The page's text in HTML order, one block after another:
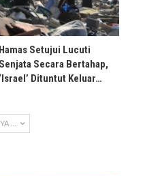
Hamas Setujui Lucuti
Senjata Secara Bertahap,
‘Israel’ Dituntut Keluar…
...